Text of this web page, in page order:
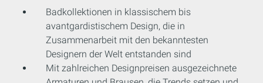
Badkollektionen in klassischem bis
avantgardistischem Design, die in
Zusammenarbeit mit den bekanntesten
Designern der Welt entstanden sind
Mit zahlreichen Designpreisen ausgezeichnete